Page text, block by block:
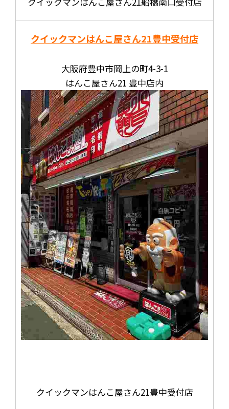
クイックマンはんこ屋さん21豊中受付店
大阪府豊中市岡上の町4-3-1
はんこ屋さん21 豊中店内
クイックマンはんこ屋さん21豊中受付店